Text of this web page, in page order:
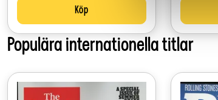
Köp
Populära internationella titlar